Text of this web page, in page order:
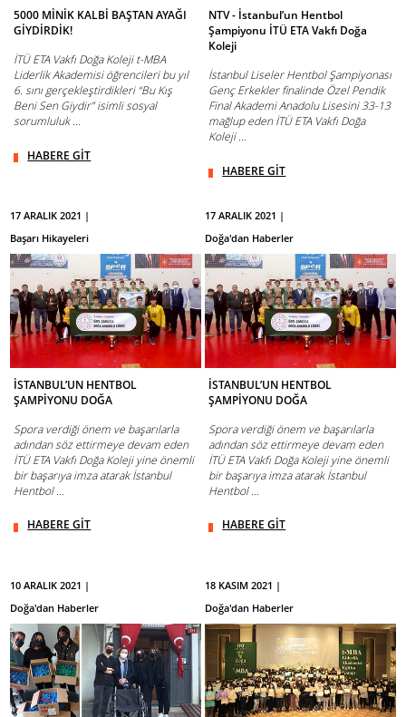
5000 MİNİK KALBİ BAŞTAN AYAĞI
GİYDİRDİK!
İTÜ ETA Vakfı Doğa Koleji t-MBA
Liderlik Akademisi öğrencileri bu yıl
6. sını gerçekleştirdikleri “Bu Kış
Beni Sen Giydir” isimli sosyal
sorumluluk ...
HABERE GİT
NTV - İstanbul’un Hentbol
Şampiyonu İTÜ ETA Vakfı Doğa
Koleji
İstanbul Liseler Hentbol Şampiyonası
Genç Erkekler finalinde Özel Pendik
Final Akademi Anadolu Lisesini 33-13
mağlup eden İTÜ ETA Vakfı Doğa
Koleji ...
HABERE GİT
17 ARALIK 2021 |
Başarı Hikayeleri
İSTANBUL’UN HENTBOL
ŞAMPİYONU DOĞA
Spora verdiği önem ve başarılarla
adından söz ettirmeye devam eden
İTÜ ETA Vakfı Doğa Koleji yine önemli
bir başarıya imza atarak İstanbul
Hentbol ...
HABERE GİT
17 ARALIK 2021 |
Doğa'dan Haberler
İSTANBUL’UN HENTBOL
ŞAMPİYONU DOĞA
Spora verdiği önem ve başarılarla
adından söz ettirmeye devam eden
İTÜ ETA Vakfı Doğa Koleji yine önemli
bir başarıya imza atarak İstanbul
Hentbol ...
HABERE GİT
10 ARALIK 2021 |
Doğa'dan Haberler
18 KASIM 2021 |
Doğa'dan Haberler